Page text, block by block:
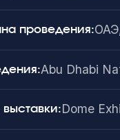
проведения:
Abu Dhabi
Dome